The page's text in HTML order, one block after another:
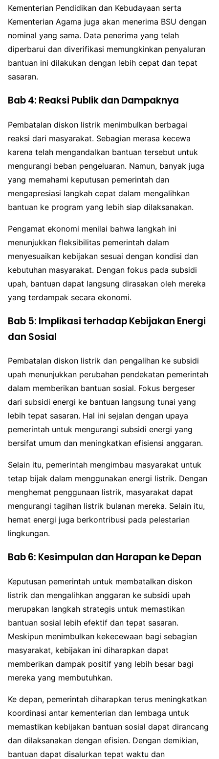
Kementerian Pendidikan dan Kebudayaan serta
Kementerian Agama juga akan menerima BSU dengan
nominal yang sama. Data penerima yang telah
diperbarui dan diverifikasi memungkinkan penyaluran
bantuan ini dilakukan dengan lebih cepat dan tepat
sasaran.
Bab 4: Reaksi Publik dan Dampaknya
Pembatalan diskon listrik menimbulkan berbagai
reaksi dari masyarakat. Sebagian merasa kecewa
karena telah mengandalkan bantuan tersebut untuk
mengurangi beban pengeluaran. Namun, banyak juga
yang memahami keputusan pemerintah dan
mengapresiasi langkah cepat dalam mengalihkan
bantuan ke program yang lebih siap dilaksanakan.
Pengamat ekonomi menilai bahwa langkah ini
menunjukkan fleksibilitas pemerintah dalam
menyesuaikan kebijakan sesuai dengan kondisi dan
kebutuhan masyarakat. Dengan fokus pada subsidi
upah, bantuan dapat langsung dirasakan oleh mereka
yang terdampak secara ekonomi.
Bab 5: Implikasi terhadap Kebijakan Energi
dan Sosial
Pembatalan diskon listrik dan pengalihan ke subsidi
upah menunjukkan perubahan pendekatan pemerintah
dalam memberikan bantuan sosial. Fokus bergeser
dari subsidi energi ke bantuan langsung tunai yang
lebih tepat sasaran. Hal ini sejalan dengan upaya
pemerintah untuk mengurangi subsidi energi yang
bersifat umum dan meningkatkan efisiensi anggaran.
Selain itu, pemerintah mengimbau masyarakat untuk
tetap bijak dalam menggunakan energi listrik. Dengan
menghemat penggunaan listrik, masyarakat dapat
mengurangi tagihan listrik bulanan mereka. Selain itu,
hemat energi juga berkontribusi pada pelestarian
lingkungan.
Bab 6: Kesimpulan dan Harapan ke Depan
Keputusan pemerintah untuk membatalkan diskon
listrik dan mengalihkan anggaran ke subsidi upah
merupakan langkah strategis untuk memastikan
bantuan sosial lebih efektif dan tepat sasaran.
Meskipun menimbulkan kekecewaan bagi sebagian
masyarakat, kebijakan ini diharapkan dapat
memberikan dampak positif yang lebih besar bagi
mereka yang membutuhkan.
Ke depan, pemerintah diharapkan terus meningkatkan
koordinasi antar kementerian dan lembaga untuk
memastikan kebijakan bantuan sosial dapat dirancang
dan dilaksanakan dengan efisien. Dengan demikian,
bantuan dapat disalurkan tepat waktu dan